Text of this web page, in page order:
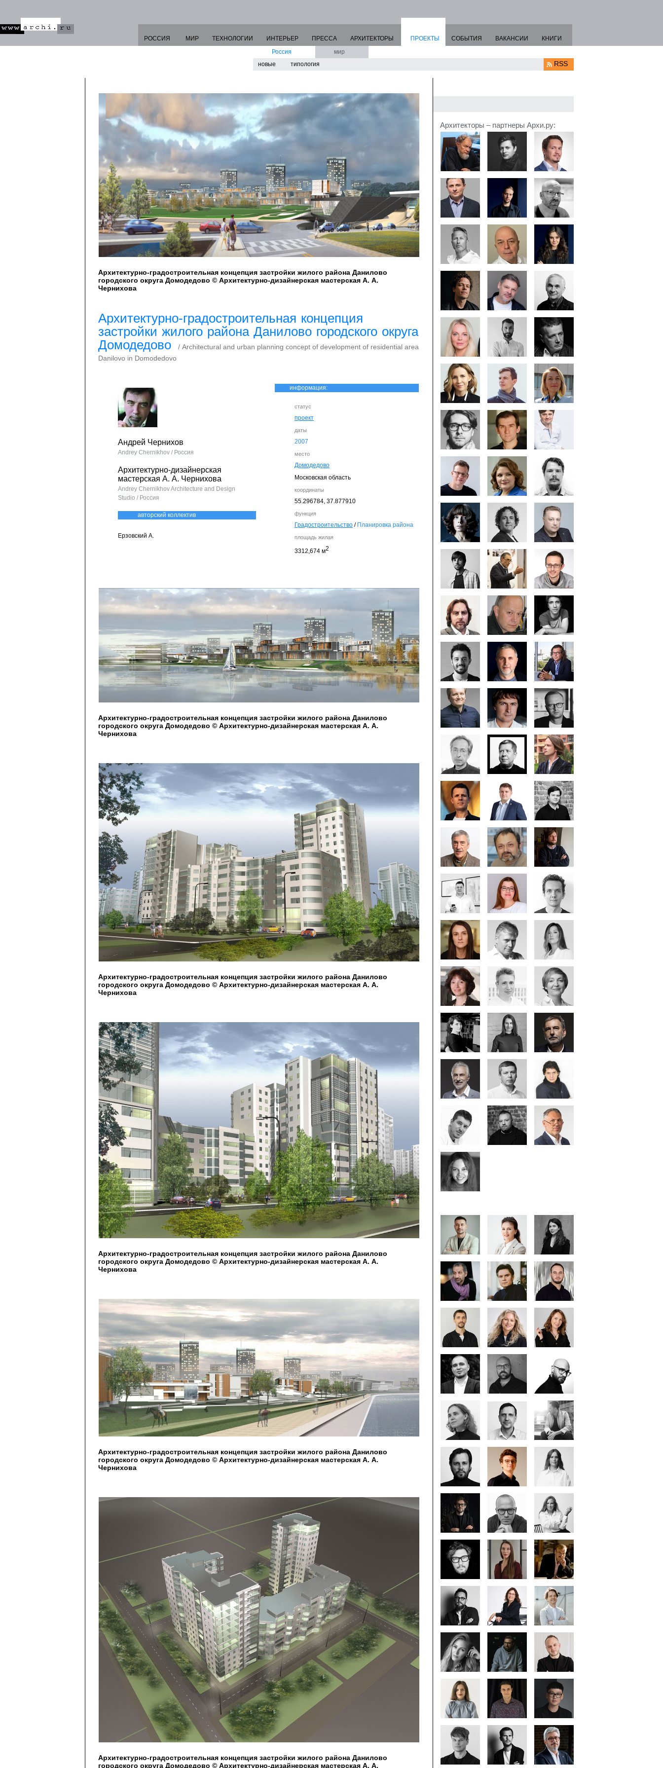
РОССИЯ МИР ТЕХНОЛОГИИ ИНТЕРЬЕР ПРЕССА АРХИТЕКТОРЫ
ПРОЕКТЫ
Россия
новые
типология
мир
СОБЫТИЯ ВАКАНСИИ КНИГИ
RSS
Архитектурно-градостроительная концепция застройки жилого района Данилово
городского округа Домодедово © Архитектурно-дизайнерская мастерская А. А.
Чернихова
Архитектурно-градостроительная концепция
застройки жилого района Данилово городского округа
Домодедово
/ Architectural and urban planning concept of development of residential area
Danilovo in Domodedovo
информация:
статус
проект
даты
2007
место
Домодедово
Московская область
координаты
55.296784, 37.877910
функция
Градостроительство / Планировка района
площадь жилая
3312,674 м2
Андрей Чернихов
Andrey Chernikhov / Россия
Архитектурно-дизайнерская
мастерская А. А. Чернихова
Andrey Chernikhov Architecture and Design
Studio / Россия
авторский коллектив
Ерзовский А.
Архитектурно-градостроительная концепция застройки жилого района Данилово
городского округа Домодедово © Архитектурно-дизайнерская мастерская А. А.
Чернихова
Архитектурно-градостроительная концепция застройки жилого района Данилово
городского округа Домодедово © Архитектурно-дизайнерская мастерская А. А.
Чернихова
Архитектурно-градостроительная концепция застройки жилого района Данилово
городского округа Домодедово © Архитектурно-дизайнерская мастерская А. А.
Чернихова
Архитектурно-градостроительная концепция застройки жилого района Данилово
городского округа Домодедово © Архитектурно-дизайнерская мастерская А. А.
Чернихова
Архитектурно-градостроительная концепция застройки жилого района Данилово
городского округа Домодедово © Архитектурно-дизайнерская мастерская А. А.
Архитекторы – партнеры Архи.ру: